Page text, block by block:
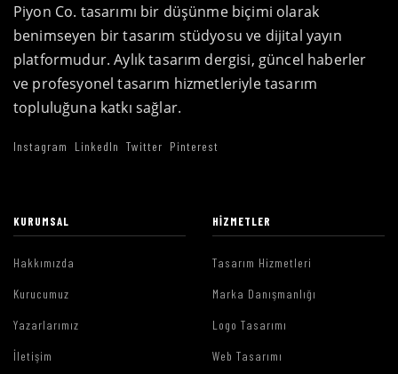
Piyon Co. tasarımı bir düşünme biçimi olarak
benimseyen bir tasarım stüdyosu ve dijital yayın
platformudur. Aylık tasarım dergisi, güncel haberler
ve profesyonel tasarım hizmetleriyle tasarım
topluluğuna katkı sağlar.
Instagram LinkedIn Twitter Pinterest
KURUMSAL
Hakkımızda
Kurucumuz
Yazarlarımız
İletişim
HIZMETLER
Tasarım Hizmetleri
Marka Danışmanlığı
Logo Tasarımı
Web Tasarımı